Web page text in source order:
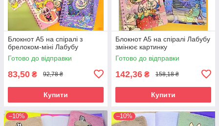
Блокнот А5 на спіралі з
брелоком-міні Лабубу
Готово до відправки
83,50 ₴ 92,78 ₴
Купити
Блокнот А5 на спіралі Лабубу
змінює картинку
Готово до відправки
142,36 ₴ 158,18 ₴
Купити
–10% –10%